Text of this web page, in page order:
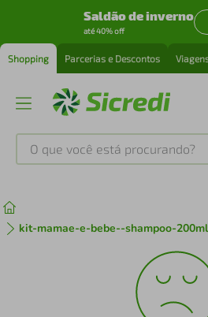
Saldão de inverno
até 40% off
Shopping Parcerias e Descontos
O que você está procurando?
kit-mamae-e-bebe--shampoo-
tenis